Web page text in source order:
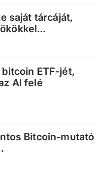
saját tárcáját,
ETF-jét,
AI felé
Bitcoin-mutató